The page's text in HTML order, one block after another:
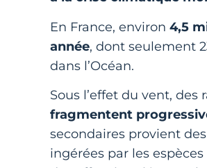
En France, environ 4,5
année, dont seulement
dans l’Océan.
Sous l’effet du vent, des
fragmentent
secondaires provient des
ingérées par les